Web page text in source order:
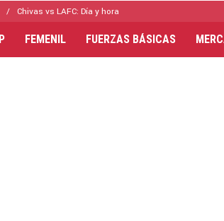
Chivas vs LAFC: Día y hora
FEMENIL FUERZAS BÁSICAS